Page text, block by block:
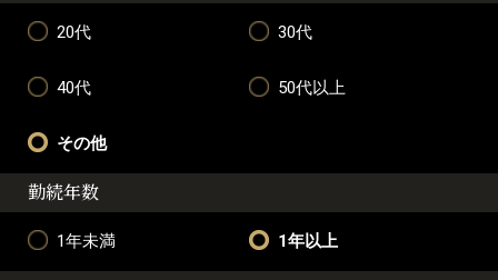
20代 30代
40代 50代以上
その他
勤続年数
1年未満 1年以上